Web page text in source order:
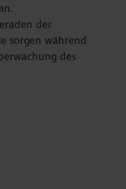
der
sorgen während
des